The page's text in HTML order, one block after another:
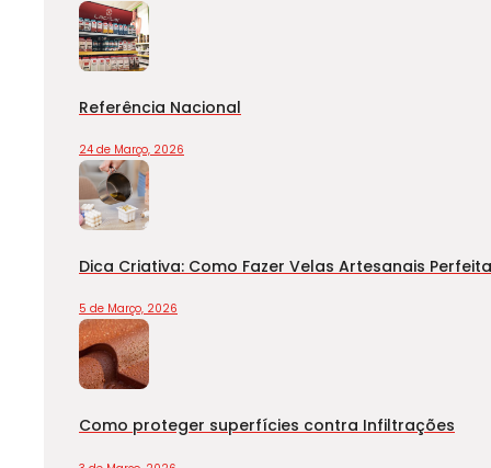
Referência Nacional
24 de Março, 2026
Dica Criativa: Como Fazer Velas Artesanais
5 de Março, 2026
Como proteger superfícies contra Infiltrações